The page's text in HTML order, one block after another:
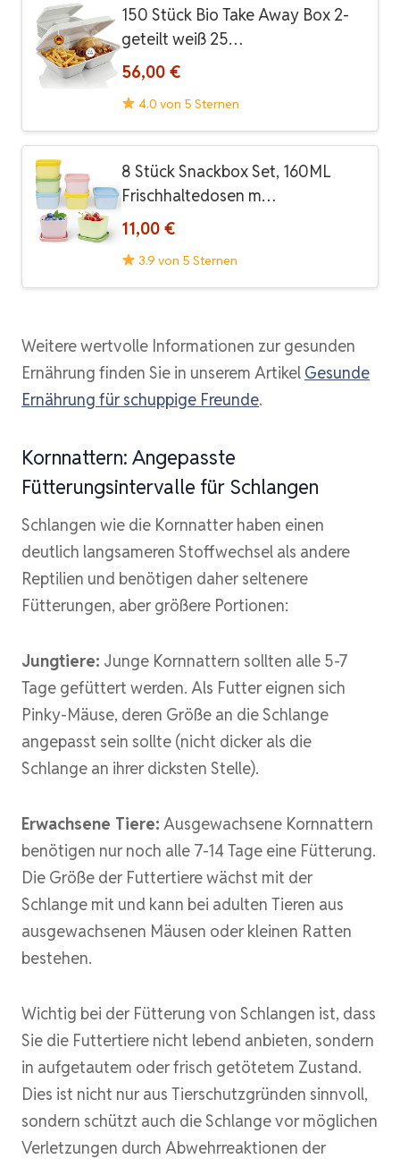
150 Stück Bio Take Away Box 2-
geteilt weiß 25…
56,00 €
4.0 von 5 Sternen
8 Stück Snackbox Set, 160ML
Frischhaltedosen m…
11,00 €
3.9 von 5 Sternen
Weitere wertvolle Informationen zur gesunden
Ernährung finden Sie in unserem Artikel Gesunde
Ernährung für schuppige Freunde.
Kornnattern: Angepasste
Fütterungsintervalle für Schlangen
Schlangen wie die Kornnatter haben einen
deutlich langsameren Stoffwechsel als andere
Reptilien und benötigen daher seltenere
Fütterungen, aber größere Portionen:
Jungtiere: Junge Kornnattern sollten alle 5-7
Tage gefüttert werden. Als Futter eignen sich
Pinky-Mäuse, deren Größe an die Schlange
angepasst sein sollte (nicht dicker als die
Schlange an ihrer dicksten Stelle).
Erwachsene Tiere: Ausgewachsene Kornnattern
benötigen nur noch alle 7-14 Tage eine Fütterung.
Die Größe der Futtertiere wächst mit der
Schlange mit und kann bei adulten Tieren aus
ausgewachsenen Mäusen oder kleinen Ratten
bestehen.
Wichtig bei der Fütterung von Schlangen ist, dass
Sie die Futtertiere nicht lebend anbieten, sondern
in aufgetautem oder frisch getötetem Zustand.
Dies ist nicht nur aus Tierschutzgründen sinnvoll,
sondern schützt auch die Schlange vor möglichen
Verletzungen durch Abwehrreaktionen der